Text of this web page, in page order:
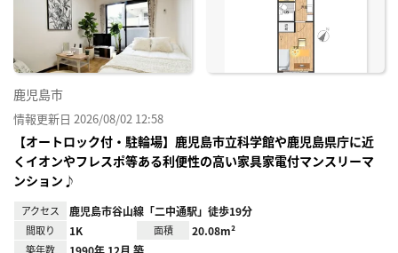
鹿児島市
情報更新日 2026/08/02 12:58
【オートロック付・駐輪場】鹿児島市立科学館や鹿児島県庁に近
くイオンやフレスポ等ある利便性の高い家具家電付マンスリーマ
ンション♪
アクセス 鹿児島市谷山線「二中通駅」徒歩19分
間取り 1K 面積 20.08m²
築年数